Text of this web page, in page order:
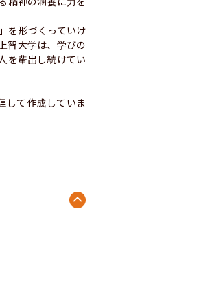
を形づくっていけ
智大学は、学びの
を輩出し続けてい
して作成していま